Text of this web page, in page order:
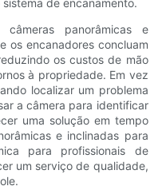
de encanamento.
panorâmicas e
os encanadores concluam
os custos de mão
à propriedade. Em vez
localizar um problema
a câmera para identificar
uma solução em tempo
e inclinadas para
para profissionais de
um serviço de qualidade,